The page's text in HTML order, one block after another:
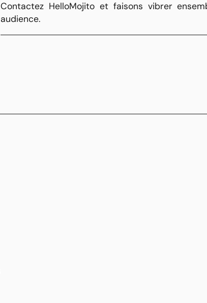
Contactez HelloMojitoet faisons vibrer
audience.